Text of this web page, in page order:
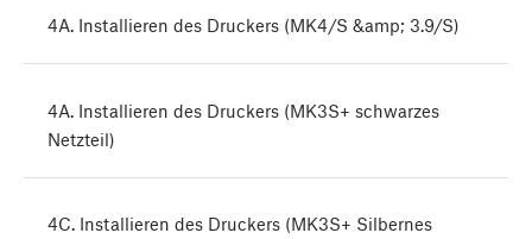
4A. Installieren des Druckers (MK4/S &amp; 3.9/S)
4A. Installieren des Druckers (MK3S+ schwarzes
Netzteil)
4C. Installieren des Druckers (MK3S+ Silbernes